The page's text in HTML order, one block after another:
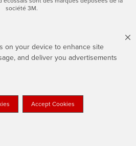
on your device to enhance site
and deliver you advertisements
Accept Cookies
société 3M.